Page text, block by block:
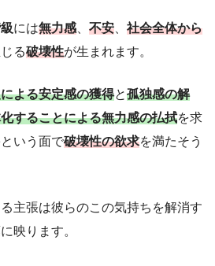
には無力感 不安
社会全体から
る破壊性が生まれます。
よる安定感の獲得と孤独感の解
することによる無力感の払拭を求
いう面で破壊性の欲求を満たそう
主張は彼らのこの気持ちを解消す
映ります。